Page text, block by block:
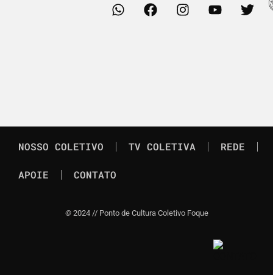
NOSSO COLETIVO TV COLETIVA REDE
APOIE CONTATO
© 2024 // Ponto de Cultura Coletivo Foque